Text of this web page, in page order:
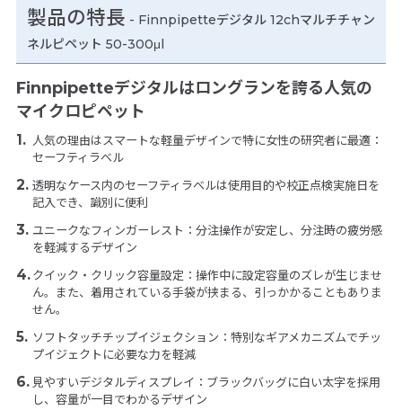
製品の特長 - Finnpipetteデジタル 12chマルチチャン
ネルピペット 50-300μl
Finnpipetteデジタルはロングランを誇る人気の
マイクロピペット
人気の理由はスマートな軽量デザインで特に女性の研究者に最適：
セーフティラベル
透明なケース内のセーフティラベルは使用目的や校正点検実施日を
記入でき、識別に便利
ユニークなフィンガーレスト：分注操作が安定し、分注時の疲労感
を軽減するデザイン
クイック・クリック容量設定：操作中に設定容量のズレが生じませ
ん。また、着用されている手袋が挟まる、引っかかることもありま
せん。
ソフトタッチチップイジェクション：特別なギアメカニズムでチッ
プイジェクトに必要な力を軽減
見やすいデジタルディスプレイ：ブラックバッグに白い太字を採用
し、容量が一目でわかるデザイン